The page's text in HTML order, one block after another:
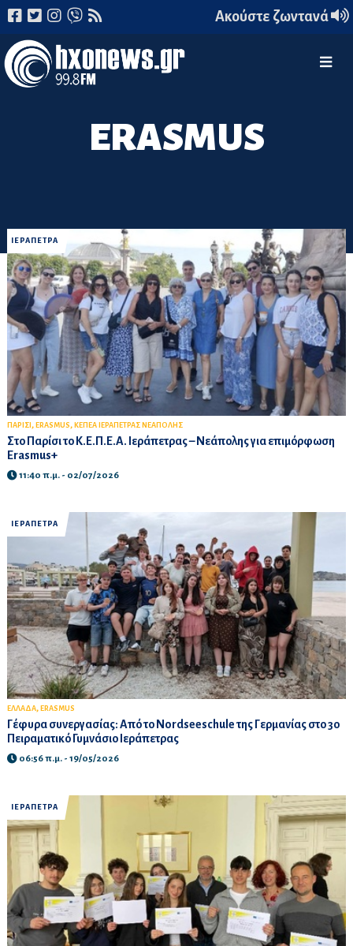
Ακούστε ζωντανά
ERASMUS
ΙΕΡΑΠΕΤΡΑ
ΠΑΡΙΣΙ , ERASMUS, ΚΕΠΕΑ ΙΕΡΑΠΕΤΡΑΣ ΝΕΑΠΟΛΗΣ
Στο Παρίσι το Κ.Ε.Π.Ε.Α. Ιεράπετρας – Νεάπολης για επιμόρφωση
Erasmus+
11:40 π.μ. - 02/07/2026
ΙΕΡΑΠΕΤΡΑ
ΕΛΛΑΔΑ, ERASMUS
Γέφυρα συνεργασίας: Από το Nordseeschule της Γερμανίας στο 3ο
Πειραματικό Γυμνάσιο Ιεράπετρας
06:56 π.μ. - 19/05/2026
ΙΕΡΑΠΕΤΡΑ